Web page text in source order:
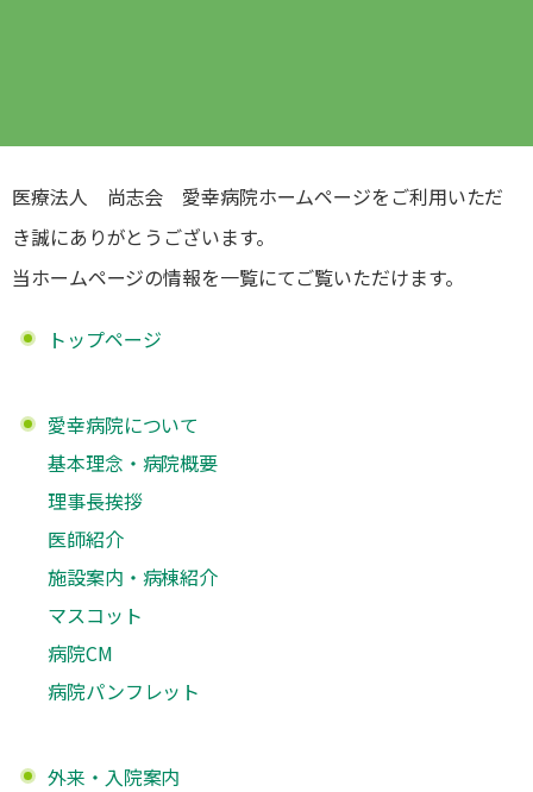
医療法人 尚志会 愛幸病院ホームページをご利用いただ
き誠にありがとうございます。
当ホームページの情報を一覧にてご覧いただけます。
トップページ
愛幸病院について
基本理念・病院概要
理事長挨拶
医師紹介
施設案内・病棟紹介
マスコット
病院CM
病院パンフレット
外来・入院案内